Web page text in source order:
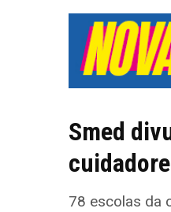
Smed
78 escolas da